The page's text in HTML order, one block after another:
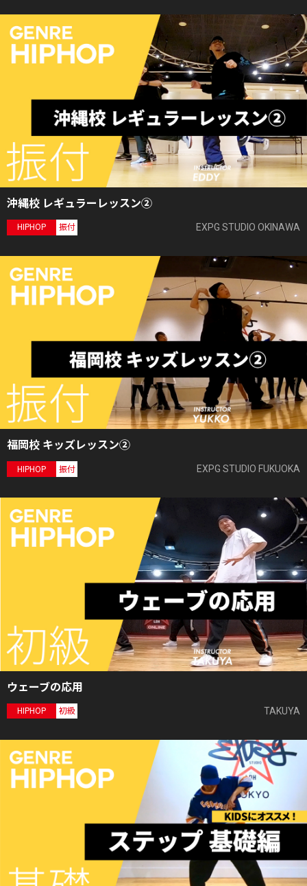
沖縄校 レギュラーレッスン②
HIPHOP 振付 EXPG STUDIO OKINAWA
福岡校 キッズレッスン②
HIPHOP 振付 EXPG STUDIO FUKUOKA
ウェーブの応用
HIPHOP 初級 TAKUYA